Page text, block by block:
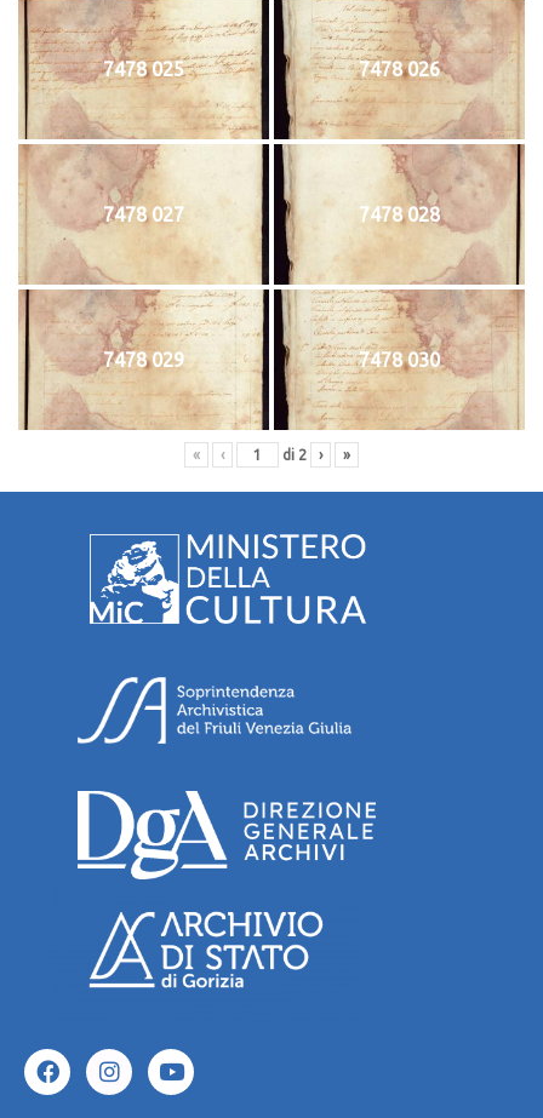
7478 025 7478 026
7478 027 7478 028
7478 029 7478 030
« ‹ di 2 › »